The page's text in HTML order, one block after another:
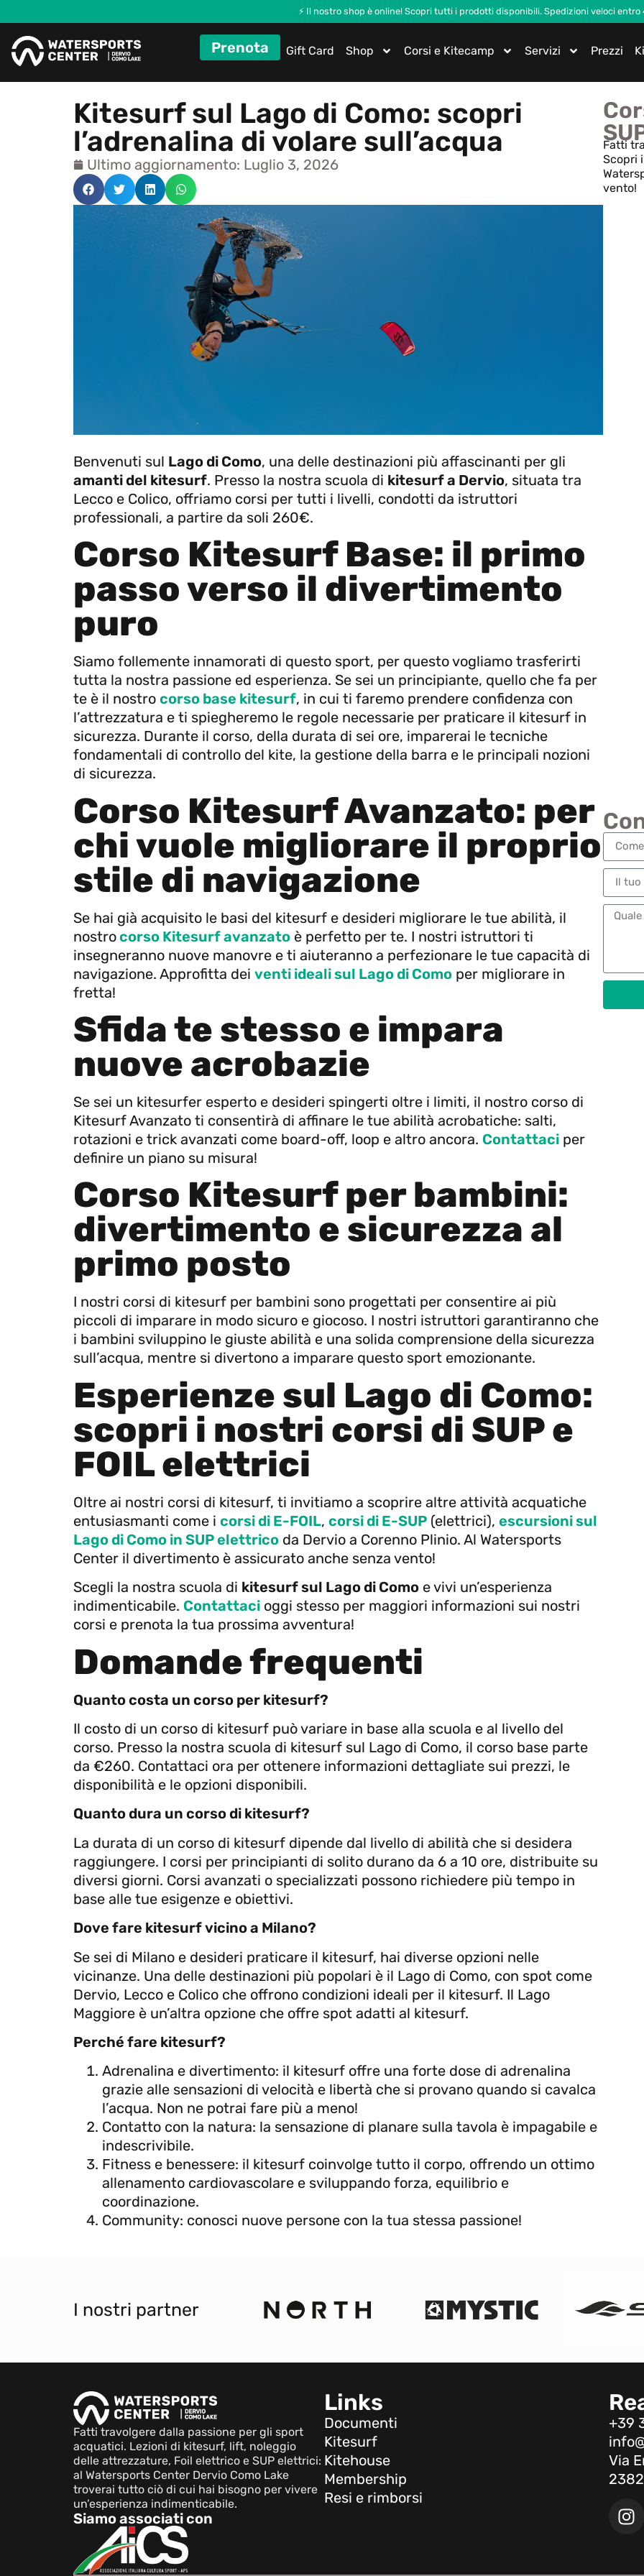
⚡ Il nostro shop è online! Scopri tutti i prodotti disponibili. Spedizioni veloci entro
Prenota Gift Card Shop Corsi e Kitecamp Servizi Prezzi
Kitesurf sul Lago di Como: scopri
l’adrenalina di volare sull’acqua
Ultimo aggiornamento: Luglio 3, 2026
Benvenuti sul Lago di Como, una delle destinazioni più affascinanti per gli
amanti del kitesurf. Presso la nostra scuola di kitesurf a Dervio, situata tra
Lecco e Colico, offriamo corsi per tutti i livelli, condotti da istruttori
professionali, a partire da soli 260€.
Corso Kitesurf Base: il primo
passo verso il divertimento
puro
Siamo follemente innamorati di questo sport, per questo vogliamo trasferirti
tutta la nostra passione ed esperienza. Se sei un principiante, quello che fa per
te è il nostro corso base kitesurf, in cui ti faremo prendere confidenza con
l’attrezzatura e ti spiegheremo le regole necessarie per praticare il kitesurf in
sicurezza. Durante il corso, della durata di sei ore, imparerai le tecniche
fondamentali di controllo del kite, la gestione della barra e le principali nozioni
di sicurezza.
Corso Kitesurf Avanzato: per
chi vuole migliorare il proprio
stile di navigazione
Se hai già acquisito le basi del kitesurf e desideri migliorare le tue abilità, il
nostrocorso Kitesurf avanzato è perfetto per te. I nostri istruttori ti
insegneranno nuove manovre e ti aiuteranno a perfezionare le tue capacità di
navigazione. Approfitta dei venti ideali sul Lago di Como per migliorare in
fretta!
Sfida te stesso e impara
nuove acrobazie
Se sei un kitesurfer esperto e desideri spingerti oltre i limiti, il nostro corso di
Kitesurf Avanzato ti consentirà di affinare le tue abilità acrobatiche: salti,
rotazioni e trick avanzati come board-off, loop e altro ancora. Contattaci per
definire un piano su misura!
Corso Kitesurf per bambini:
divertimento e sicurezza al
primo posto
I nostri corsi di kitesurf per bambini sono progettati per consentire ai più
piccoli di imparare in modo sicuro e giocoso. I nostri istruttori garantiranno che
i bambini sviluppino le giuste abilità e una solida comprensione della sicurezza
sull’acqua, mentre si divertono a imparare questo sport emozionante.
Esperienze sul Lago di Como:
scopri i nostri corsi di SUP e
FOIL elettrici
Oltre ai nostri corsi di kitesurf, ti invitiamo a scoprire altre attività acquatiche
entusiasmanti come i corsi di E-FOIL, corsi di E-SUP (elettrici), escursioni sul
Lago di Como in SUP elettrico da Dervio a Corenno Plinio. Al Watersports
Center il divertimento è assicurato anche senza vento!
Scegli la nostra scuola di kitesurf sul Lago di Como e vivi un’esperienza
indimenticabile. Contattaci oggi stesso per maggiori informazioni sui nostri
corsi e prenota la tua prossima avventura!
Domande frequenti
Quanto costa un corso per kitesurf?
Il costo di un corso di kitesurf può variare in base alla scuola e al livello del
corso. Presso la nostra scuola di kitesurf sul Lago di Como, il corso base parte
da €260. Contattaci ora per ottenere informazioni dettagliate sui prezzi, le
disponibilità e le opzioni disponibili.
Quanto dura un corso di kitesurf?
La durata di un corso di kitesurf dipende dal livello di abilità che si desidera
raggiungere. I corsi per principianti di solito durano da 6 a 10 ore, distribuite su
diversi giorni. Corsi avanzati o specializzati possono richiedere più tempo in
base alle tue esigenze e obiettivi.
Dove fare kitesurf vicino a Milano?
Se sei di Milano e desideri praticare il kitesurf, hai diverse opzioni nelle
vicinanze. Una delle destinazioni più popolari è il Lago di Como, con spot come
Dervio, Lecco e Colico che offrono condizioni ideali per il kitesurf. Il Lago
Maggiore è un’altra opzione che offre spot adatti al kitesurf.
Perché fare kitesurf?
Adrenalina e divertimento: il kitesurf offre una forte dose di adrenalina
grazie alle sensazioni di velocità e libertà che si provano quando si cavalca
l’acqua. Non ne potrai fare più a meno!
Contatto con la natura: la sensazione di planare sulla tavola è impagabile e
indescrivibile.
Fitness e benessere: il kitesurf coinvolge tutto il corpo, offrendo un ottimo
allenamento cardiovascolare e sviluppando forza, equilibrio e
coordinazione.
Community: conosci nuove persone con la tua stessa passione!
Fatti
Scopri
vento!
I nostri partner
Fatti travolgere dalla passione per gli sport
acquatici. Lezioni di kitesurf, lift, noleggio
delle attrezzature, Foil elettrico e SUP elettrici:
al Watersports Center Dervio Como Lake
troverai tutto ciò di cui hai bisogno per vivere
un’esperienza indimenticabile.
Siamo associati con
Links
Documenti
Kitesurf
Kitehouse
Membership
Resi e rimborsi
+39
Via